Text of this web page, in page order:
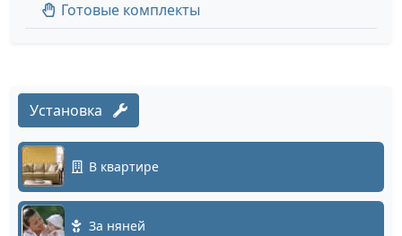
Готовые комплекты
Установка
В квартире
За няней